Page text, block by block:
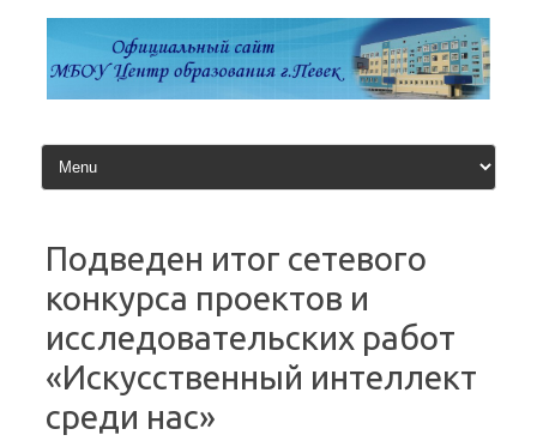
содержимому
Подведен итог сетевого
конкурса проектов и
исследовательских работ
«Искусственный интеллект
среди нас»